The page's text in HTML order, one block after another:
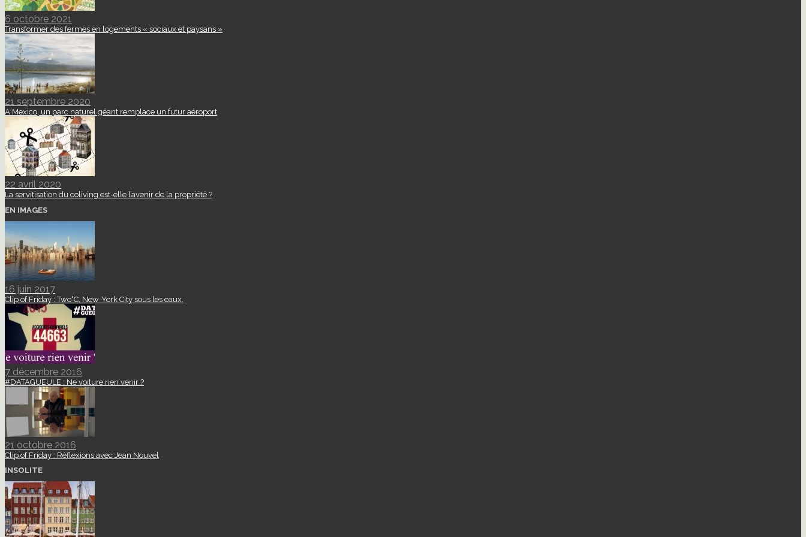
6 octobre 2021
Transformer des fermes en logements « sociaux et paysans »
21 septembre 2020
A Mexico, un parc naturel géant remplace un futur aéroport
22 avril 2020
La servitisation du coliving est-elle l’avenir de la propriété ?
EN IMAGES
16 juin 2017
Clip of Friday : Two°C, New-York City sous les eaux.
7 décembre 2016
#DATAGUEULE : Ne voiture rien venir ?
21 octobre 2016
Clip of Friday : Réflexions avec Jean Nouvel
INSOLITE